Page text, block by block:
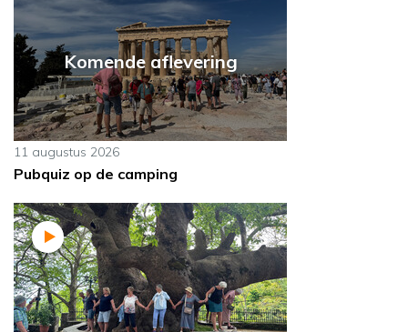
Komende aflevering
11 augustus 2026
Pubquiz op de camping